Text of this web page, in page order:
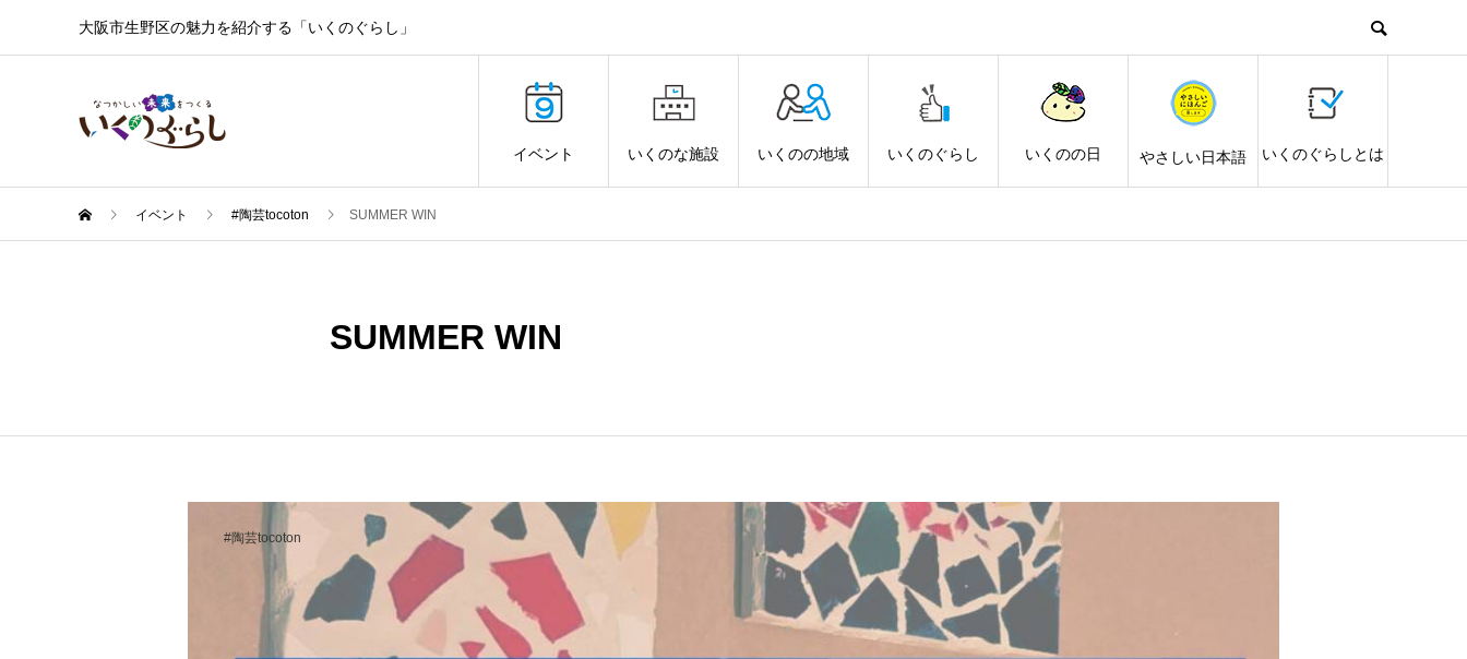
大阪市生野区の魅力を紹介する「いくのぐらし」
イベント いくのな施設 いくのの地域 いくのぐらし いくのの日 やさしい日本語 いくのぐらしとは
イベント #陶芸tocoton SUMMER WIN
SUMMER WIN
#陶芸tocoton